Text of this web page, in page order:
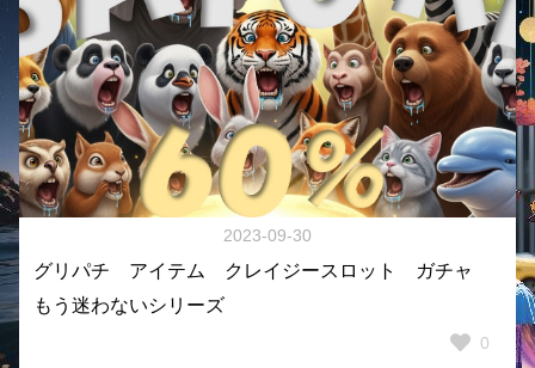
2023-09-30
グリパチ アイテム クレイジースロット ガチャ
もう迷わないシリーズ
0